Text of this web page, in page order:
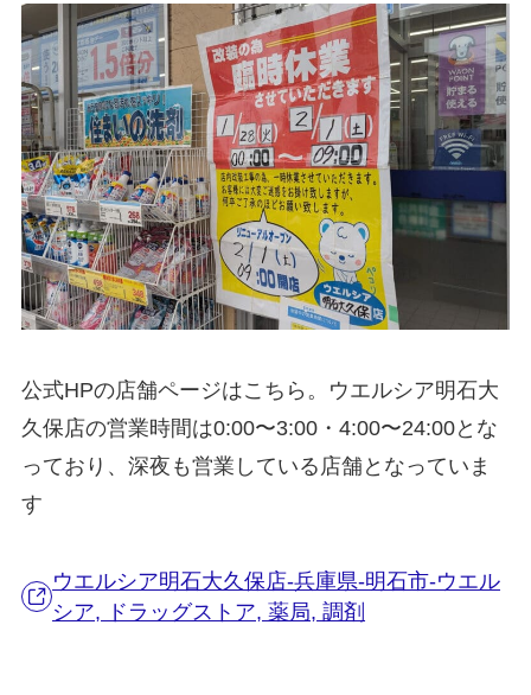
公式HPの店舗ページはこちら。ウエルシア明石大
久保店の営業時間は0:00〜3:00・4:00〜24:00とな
っており、深夜も営業している店舗となっていま
す
ウエルシア明石大久保店-兵庫県-明石市-ウエル
シア, ドラッグストア, 薬局, 調剤